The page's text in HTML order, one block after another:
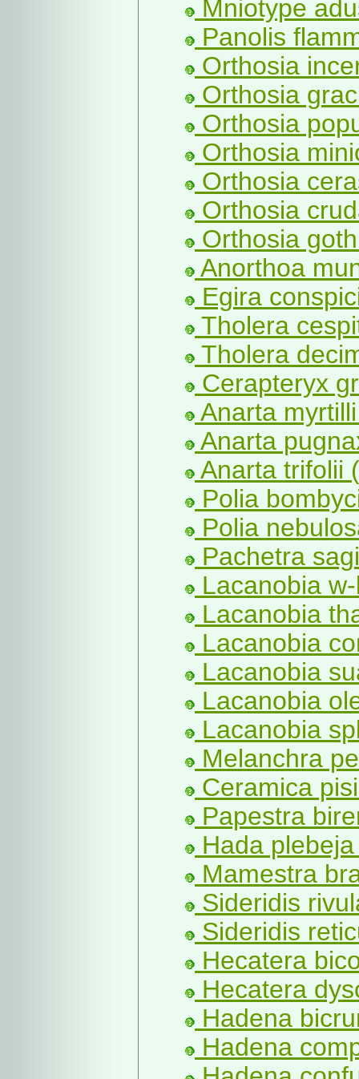
Mniotype
Panolis
Orthosia
Orthosia
Orthosia
Orthosia
Orthosia
Orthosia
Orthosia
Anorthoa
Egira
Tholera
Tholera
Cerapteryx
Anarta
Anarta
Anarta trifolii
Polia
Polia
Pachetra
Lacanobia
Lacanobia
Lacanobia
Lacanobia
Lacanobia
Lacanobia
Melanchra
Ceramica
Papestra
Hada
Mamestra
Sideridis
Sideridis
Hecatera
Hecatera
Hadena
Hadena